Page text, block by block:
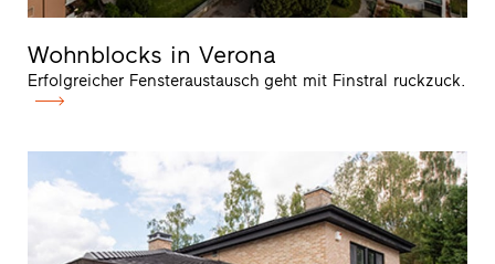
Wohnblocks in Verona
Erfolgreicher Fensteraustausch geht mit Finstral ruckzuck.